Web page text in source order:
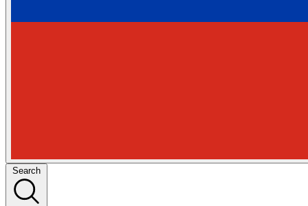
Search